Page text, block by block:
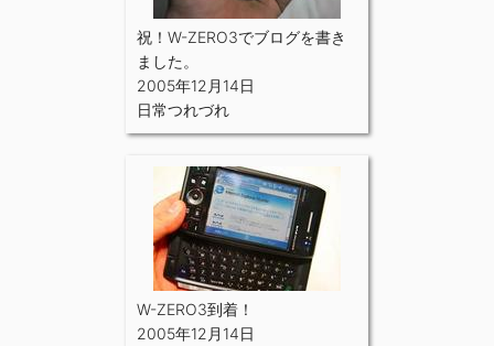
祝！W-ZERO3でブログを書き
ました。
2005年12月14日
日常つれづれ
W-ZERO3到着！
2005年12月14日